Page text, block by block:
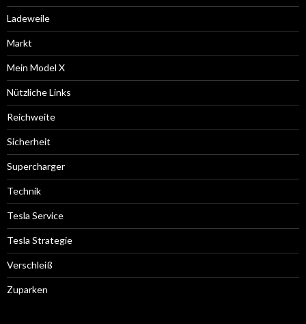
Ladeweile
Markt
Mein Model X
Nützliche Links
Reichweite
Sicherheit
Supercharger
Technik
Tesla Service
Tesla Strategie
Verschleiß
Zuparken